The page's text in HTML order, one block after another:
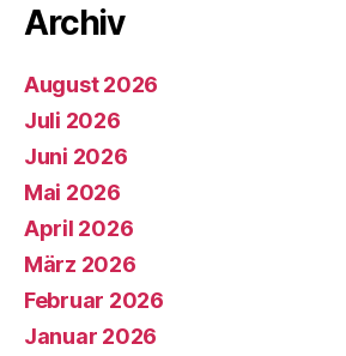
Archiv
August 2026
Juli 2026
Juni 2026
Mai 2026
April 2026
März 2026
Februar 2026
Januar 2026